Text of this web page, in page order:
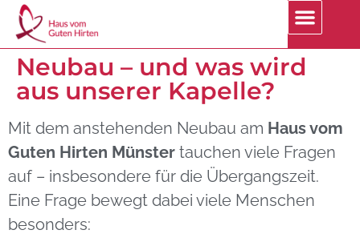
Neubau – und was wird
aus unserer Kapelle?
Mit dem anstehenden Neubau am Haus vom
Guten Hirten Münster tauchen viele Fragen
auf – insbesondere für die Übergangszeit.
Eine Frage bewegt dabei viele Menschen
besonders: